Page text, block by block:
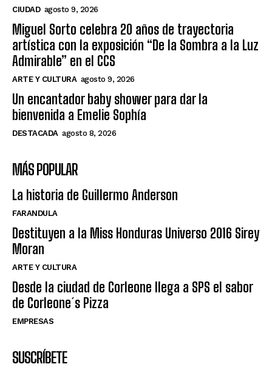
CIUDAD agosto 9, 2026
Miguel Sorto celebra 20 años de trayectoria
artística con la exposición “De la Sombra a la Luz
Admirable” en el CCS
ARTE Y CULTURA agosto 9, 2026
Un encantador baby shower para dar la
bienvenida a Emelie Sophía
DESTACADA agosto 8, 2026
MÁS POPULAR
La historia de Guillermo Anderson
FARANDULA
Destituyen a la Miss Honduras Universo 2016 Sirey
Moran
ARTE Y CULTURA
Desde la ciudad de Corleone llega a SPS el sabor
de Corleone´s Pizza
EMPRESAS
SUSCRÍBETE